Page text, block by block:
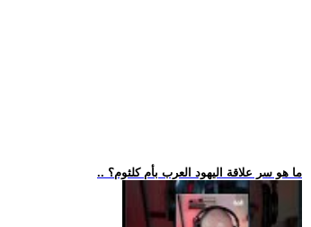
.. ما هو سر علاقة اليهود العرب بأم كلثوم؟